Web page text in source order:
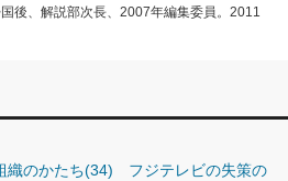
後、解説部次長、2007年編集委員。2011
織のかたち(34) フジテレビの失策の